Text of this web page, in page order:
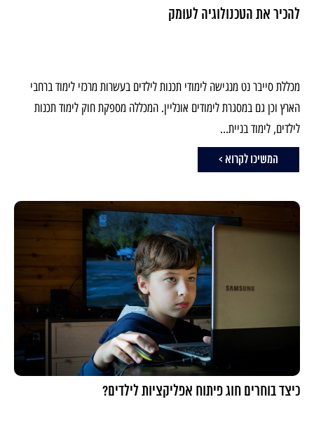
להכיר את הטכנולוגיה לעומק
מכללת סייבר נט מנגישה לימודי תכנות לילדים בעשרות מרכזי לימוד ברחבי
הארץ וכן גם במסגרת לימודים אונליין. המכללה מספקת חוק לימוד תכנות
לילדים, לימוד בניית...
המשיכו לקרוא >
כיצד בוחרים חוג פיתוח אפליקציות לילדים?